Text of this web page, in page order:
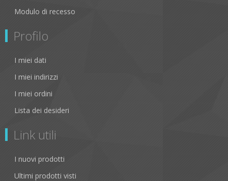
Modulo di recesso
Profilo
I miei dati
I miei indirizzi
I miei ordini
Lista dei desideri
Link utili
I nuovi prodotti
Ultimi prodotti visti